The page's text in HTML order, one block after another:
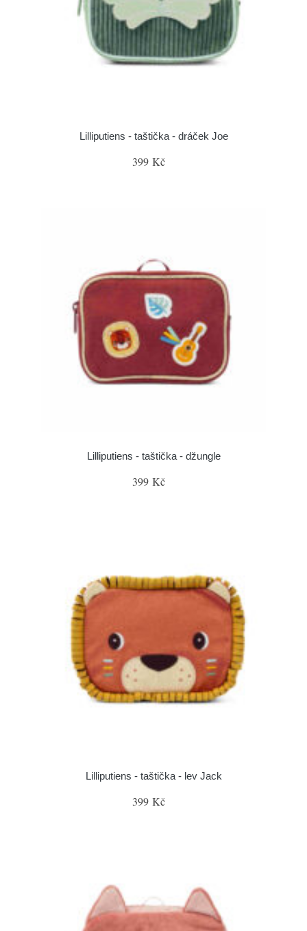
Lilliputiens - taštička - dráček Joe
399 Kč
Lilliputiens - taštička - džungle
399 Kč
Lilliputiens - taštička - lev Jack
399 Kč